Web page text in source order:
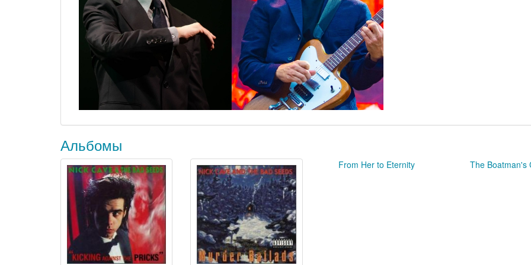
Альбомы
From Her to Eternity The Boatman's